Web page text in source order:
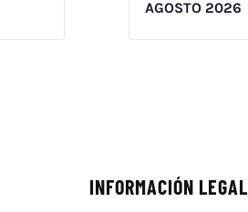
AGOSTO 2026
INFORMACIÓN LEGAL